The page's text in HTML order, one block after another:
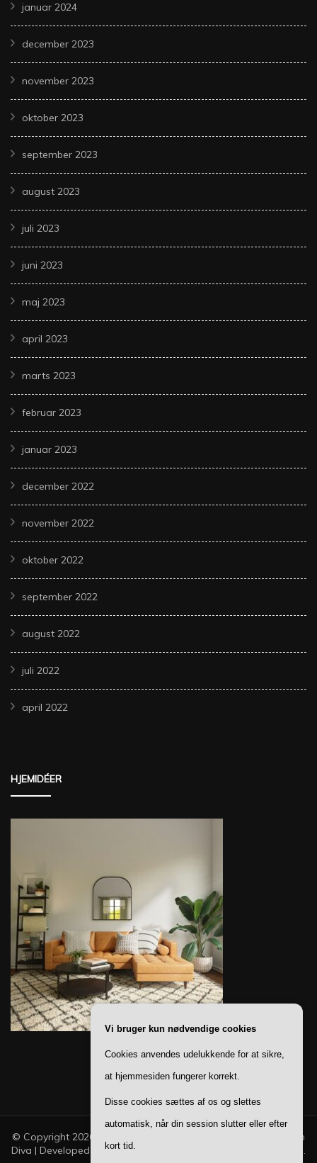
januar 2024
december 2023
november 2023
oktober 2023
september 2023
august 2023
juli 2023
juni 2023
maj 2023
april 2023
marts 2023
februar 2023
januar 2023
december 2022
november 2022
oktober 2022
september 2022
august 2022
juli 2022
april 2022
HJEMIDÉER
© Copyright 2026
Fashion
Diva | Developed ByBlossom Themes
.
Vi bruger kun nødvendige cookies
Cookies anvendes udelukkende for at sikre,
at hjemmesiden fungerer korrekt.
Disse cookies sættes af os og slettes
automatisk, når din session slutter eller efter
kort tid.